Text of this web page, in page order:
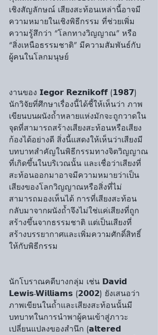
เชิงสัญลักษณ์ เสียงสะท้อนเหล่านี้อาจมี
ความหมายในเชิงพิธีกรรม ที่ช่วยเพิ่ม
ความรู้สึกว่า “โลกทางวิญญาณ” หรือ
“สิ่งเหนือธรรมชาติ” มีความสัมพันธ์กับ
ผู้คนในโลกมนุษย์
งานของ 𝗜𝗲𝗴𝗼𝗿 𝗥𝗲𝘇𝗻𝗶𝗸𝗼𝗳𝗳 (𝟭𝟵𝟴𝟳)
นักวิจัยที่ศึกษาเรื่องนี้ได้ชี้ให้เห็นว่า ภาพ
เขียนบนผนังถ้ำหลายแห่งมักจะถูกวาดใน
จุดที่สามารถสร้างเสียงสะท้อนหรือเสียง
ก้องได้อย่างดี สิ่งนี้แสดงให้เห็นว่าเสียงมี
บทบาทสำคัญในพิธีกรรมทางจิตวิญญาณ
ที่เกิดขึ้นในบริเวณนั้น และเชื่อว่าเสียงที่
สะท้อนออกมาอาจมีความหมายว่าเป็น
เสียงของโลกวิญญาณหรือสิ่งที่ไม่
สามารถมองเห็นได้ การที่เสียงสะท้อน
กลับมาจากผนังถ้ำจึงไม่ใช่แค่เสียงที่ถูก
สร้างขึ้นจากธรรมชาติ แต่เป็นเสียงที่
สร้างบรรยากาศและเพิ่มความศักดิ์สิทธิ์
ให้กับพิธีกรรม
นักโบราณคดีบางกลุ่ม เช่น 𝗗𝗮𝘃𝗶𝗱
𝗟𝗲𝘄𝗶𝘀-𝗪𝗶𝗹𝗹𝗶𝗮𝗺𝘀 (𝟮𝟬𝟬𝟮) ยังเสนอว่า
ภาพเขียนในถ้ำและเสียงสะท้อนนั้นมี
บทบาทในการนำพาผู้คนเข้าสู่ภาวะ
เปลี่ยนแปลงของสำนึก (𝗮𝗹𝘁𝗲𝗿𝗲𝗱